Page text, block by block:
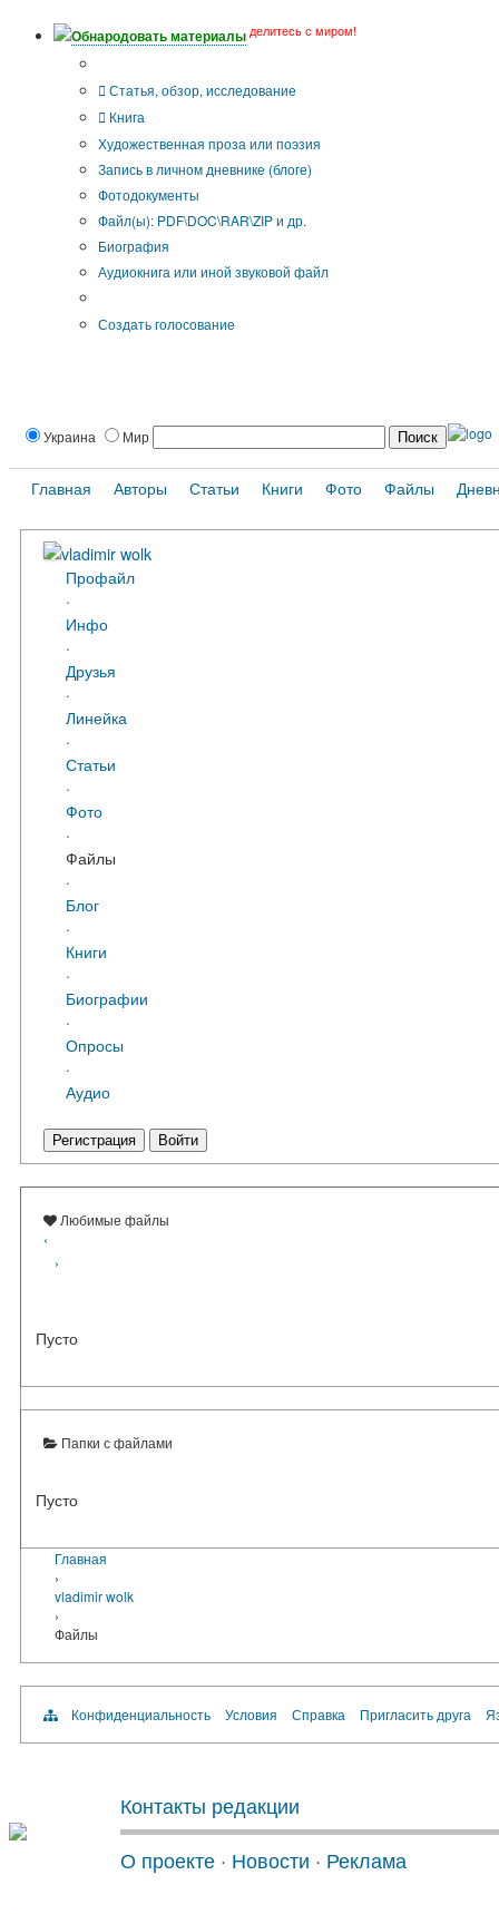
Обнародовать материалы делитесь с миром!
Статья, обзор, исследование
Книга
Художественная проза или поэзия
Запись в личном дневнике (блоге)
Фотодокументы
Файл(ы): PDF\DOC\RAR\ZIP и др.
Биография
Аудиокнига или иной звуковой файл
Создать голосование
Украина Мир
Главная Авторы Статьи Книги Фото Файлы
vladimir wolk
Профайл
·
Инфо
·
Друзья
·
Линейка
·
Статьи
·
Фото
·
Файлы
·
Блог
·
Книги
·
Биографии
·
Опросы
·
Аудио
Регистрация Войти
Любимые файлы
‹
›
Пусто
Папки с файлами
Пусто
Главная
›
vladimir wolk
›
Файлы
Конфиденциальность Условия Справка Пригласить друга
Контакты редакции
О проекте · Новости · Реклама